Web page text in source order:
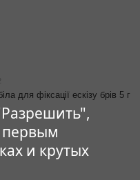
первым
и крутых
для фіксації ескізу брів 5 г